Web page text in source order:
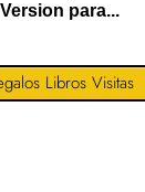
Version para...
Libros Visitas